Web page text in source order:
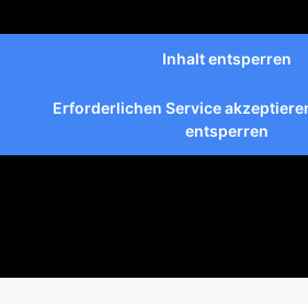
Inhalt entsperren
Erforderlichen Service
entsperren